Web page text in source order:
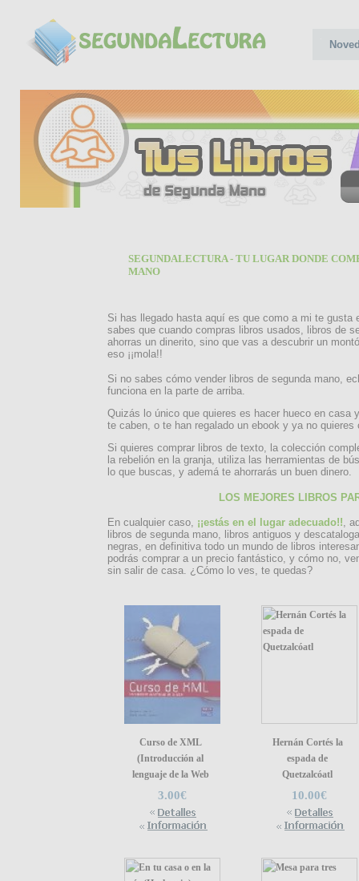
SEGUNDALECTURA - TU LUGAR DONDE
MANO
Si has llegado hasta aquí es que como a mi te gusta
sabes que cuando compras libros usados, libros de
ahorras un dinerito, sino que vas a descubrir un
eso ¡¡mola!!
Si no sabes cómo vender libros de segunda mano,
funciona en la parte de arriba.
Quizás lo único que quieres es hacer hueco en casa
te caben, o te han regalado un ebook y ya no
Si quieres comprar libros de texto, la colección
la rebelión en la granja, utiliza las herramientas de
lo que buscas, y ademá te ahorrarás un buen dinero.
LOS MEJORES LIBROS
En cualquier caso, ¡¡estás en el lugar adecuado!! ,
libros de segunda mano, libros antiguos y
negras, en definitiva todo un mundo de libros
podrás comprar a un precio fantástico, y cómo no,
sin salir de casa. ¿Cómo lo ves, te quedas?
Curso de XML
(Introducción al
lenguaje de la Web
3.00€
Hernán Cortés la
espada de
Quetzalcóatl
10.00€